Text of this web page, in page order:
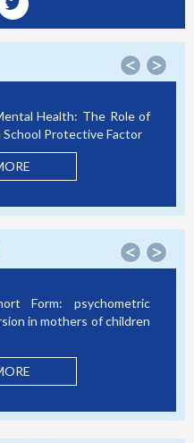
< >
The Role of
Protective Factor
< >
psychometric
mothers of children